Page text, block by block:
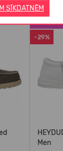
SĪKDATNĒM
-29%
Men